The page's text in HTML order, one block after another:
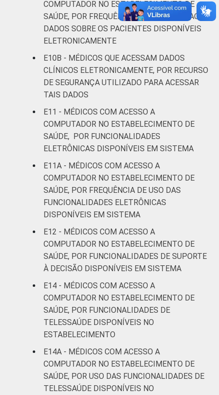
COMPUTADOR NO ESTABELECIMENTO DE
SAÚDE, POR FREQUÊNCIA DE CONSULTA AOS
DADOS SOBRE OS PACIENTES DISPONÍVEIS
ELETRONICAMENTE
E10B - MÉDICOS QUE ACESSAM DADOS
CLÍNICOS ELETRONICAMENTE, POR RECURSO
DE SEGURANÇA UTILIZADO PARA ACESSAR
TAIS DADOS
E11 - MÉDICOS COM ACESSO A
COMPUTADOR NO ESTABELECIMENTO DE
SAÚDE, POR FUNCIONALIDADES
ELETRÔNICAS DISPONÍVEIS EM SISTEMA
E11A - MÉDICOS COM ACESSO A
COMPUTADOR NO ESTABELECIMENTO DE
SAÚDE, POR FREQUÊNCIA DE USO DAS
FUNCIONALIDADES ELETRÔNICAS
DISPONÍVEIS EM SISTEMA
E12 - MÉDICOS COM ACESSO A
COMPUTADOR NO ESTABELECIMENTO DE
SAÚDE, POR FUNCIONALIDADES DE SUPORTE
À DECISÃO DISPONÍVEIS EM SISTEMA
E14 - MÉDICOS COM ACESSO A
COMPUTADOR NO ESTABELECIMENTO DE
SAÚDE, POR FUNCIONALIDADES DE
TELESSAÚDE DISPONÍVEIS NO
ESTABELECIMENTO
E14A - MÉDICOS COM ACESSO A
COMPUTADOR NO ESTABELECIMENTO DE
SAÚDE, POR USO DAS FUNCIONALIDADES DE
TELESSAÚDE DISPONÍVEIS NO